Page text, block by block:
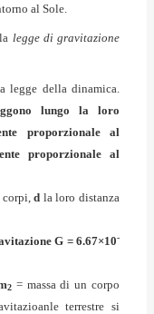
al Sole.
legge di gravitazione
legge della dinamica.
lungo la loro
proporzionale al
proporzionale al
corpi,d la loro distanza
G = 6.67×10-
2 = massa di un corpo
terrestre si